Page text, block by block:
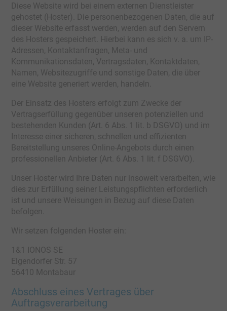
Diese Website wird bei einem externen Dienstleister
gehostet (Hoster). Die personenbezogenen Daten, die auf
dieser Website erfasst werden, werden auf den Servern
des Hosters gespeichert. Hierbei kann es sich v. a. um IP-
Adressen, Kontaktanfragen, Meta- und
Kommunikationsdaten, Vertragsdaten, Kontaktdaten,
Namen, Websitezugriffe und sonstige Daten, die über
eine Website generiert werden, handeln.
Der Einsatz des Hosters erfolgt zum Zwecke der
Vertragserfüllung gegenüber unseren potenziellen und
bestehenden Kunden (Art. 6 Abs. 1 lit. b DSGVO) und im
Interesse einer sicheren, schnellen und effizienten
Bereitstellung unseres Online-Angebots durch einen
professionellen Anbieter (Art. 6 Abs. 1 lit. f DSGVO).
Unser Hoster wird Ihre Daten nur insoweit verarbeiten, wie
dies zur Erfüllung seiner Leistungspflichten erforderlich
ist und unsere Weisungen in Bezug auf diese Daten
befolgen.
Wir setzen folgenden Hoster ein:
1&1 IONOS SE
Elgendorfer Str. 57
56410 Montabaur
Abschluss eines Vertrages über
Auftragsverarbeitung